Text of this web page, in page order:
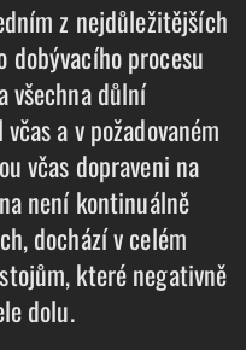
z nejdůležitějších
dobývacího procesu
všechna důlní
a v požadovaném
včas dopraveni na
není kontinuálně
dochází v celém
které negativně
dolu.